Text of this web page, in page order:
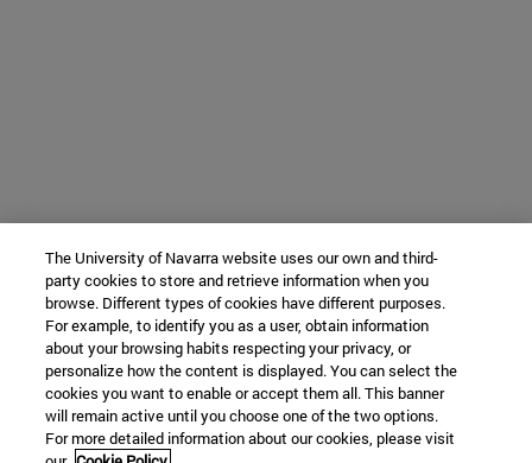
The University of Navarra website uses our own and third-
party cookies to store and retrieve information when you
browse. Different types of cookies have different purposes.
For example, to identify you as a user, obtain information
about your browsing habits respecting your privacy, or
personalize how the content is displayed. You can select the
cookies you want to enable or accept them all. This banner
will remain active until you choose one of the two options.
For more detailed information about our cookies, please visit